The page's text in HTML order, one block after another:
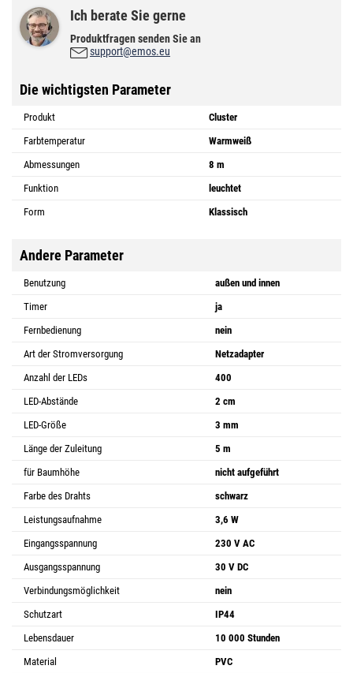
Ich berate Sie gerne
Produktfragen senden Sie an
support@emos.eu
Die wichtigsten Parameter
Produkt
Cluster
Farbtemperatur
Warmweiß
Abmessungen
8 m
Funktion
leuchtet
Form
Klassisch
Andere Parameter
Benutzung
außen und innen
Timer
ja
Fernbedienung
nein
Art der Stromversorgung
Netzadapter
Anzahl der LEDs
400
LED-Abstände
2 cm
LED-Größe
3 mm
Länge der Zuleitung
5 m
für Baumhöhe
nicht aufgeführt
Farbe des Drahts
schwarz
Leistungsaufnahme
3,6 W
Eingangsspannung
230 V AC
Ausgangsspannung
30 V DC
Verbindungsmöglichkeit
nein
Schutzart
IP44
Lebensdauer
10 000 Stunden
Material
PVC